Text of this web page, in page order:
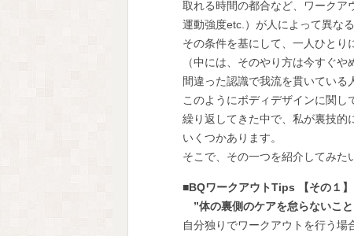
取れる時間の都合など、ワークアウ
運動強度etc.）が人によって異なる
その条件を基にして、一人ひとりに
（中には、そのやり方は今すぐやめ
間違った認識で我流を貫いている
このようにボディデザインに関し
繰り返してきた中で、私が裏技的
いくつかあります。
そこで、その一つを紹介してみたい
■BQワークアウトTips 【その１】
”体の裏側のケアを怠らないこと
自分独りでワークアウトを行う場